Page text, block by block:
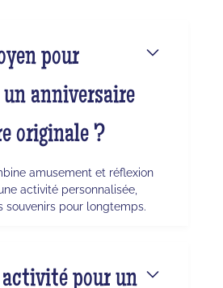
pour
anniversaire
originale ?
amusement et réflexion
activité personnalisée,
souvenirs pour longtemps.
pour un